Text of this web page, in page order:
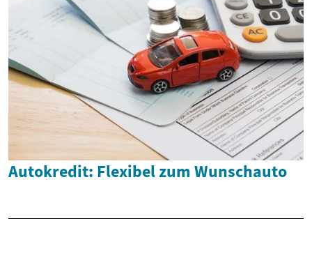
Autokredit: Flexibel zum Wunschauto